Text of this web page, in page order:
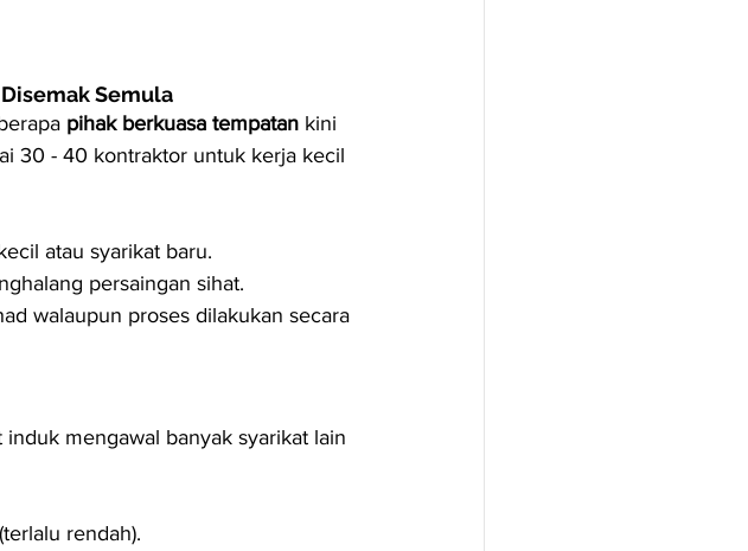
Semula
pihak berkuasa tempatan kini
30 - 40 kontraktor untuk kerja kecil
atau syarikat baru.
persaingan sihat.
walaupun proses dilakukan secara
mengawal banyak syarikat lain
rendah).